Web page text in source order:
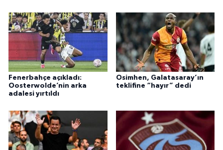
Fenerbahçe açıkladı:
Oosterwolde’nin arka
adalesi yırtıldı
Osimhen, Galatasaray’ın
teklifine “hayır” dedi